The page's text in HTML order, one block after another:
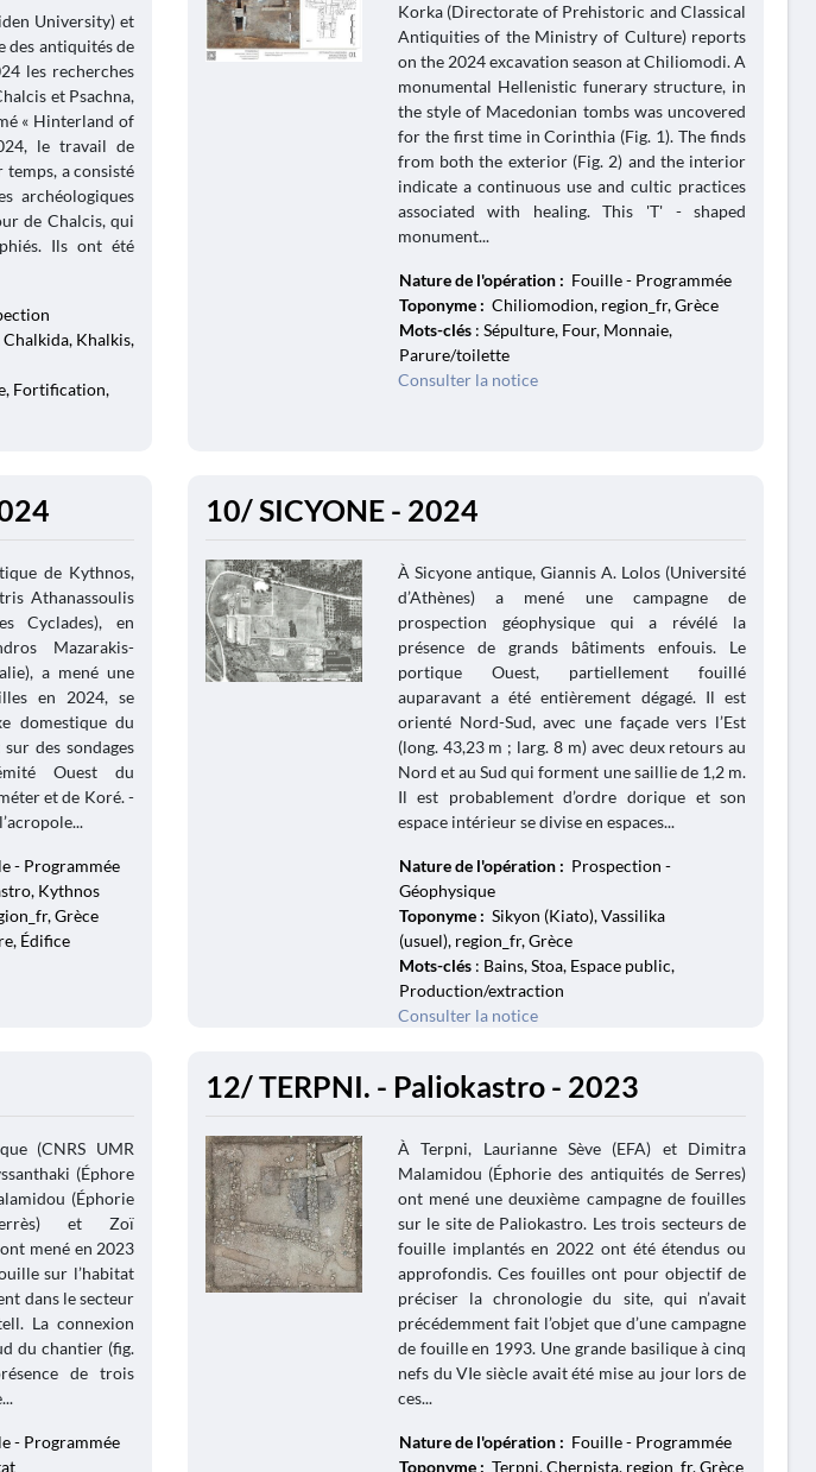
University) et
des antiquités de
les recherches
et Psachna,
« Hinterland of
le travail de
a consisté
archéologiques
de Chalcis, qui
Ils ont été
Khalkis,
Fortification,
Korka (Directorate of Prehistoric and Classical
Antiquities of the Ministry of Culture) reports
on the 2024 excavation season at Chiliomodi. A
monumental Hellenistic funerary structure, in
the style of Macedonian tombs was uncovered
for the first time in Corinthia (Fig. 1). The finds
from both the exterior (Fig. 2) and the interior
indicate a continuous use and cultic practices
associated with healing. This 'T' - shaped
monument...
Nature de l'opération : Fouille - Programmée
Toponyme : Chiliomodion, region_fr, Grèce
Mots-clés: Sépulture, Four, Monnaie,
Parure/toilette
Consulter la notice
de Kythnos,
Athanassoulis
Cyclades), en
Mazarakis-
a mené une
en 2024, se
domestique du
des sondages
Ouest du
et de Koré. -
- Programmée
Kythnos
Grèce
Édifice
10/ SICYONE - 2024
À Sicyone antique, Giannis A. Lolos (Université
d’Athènes) a mené une campagne de
prospection géophysique qui a révélé la
présence de grands bâtiments enfouis. Le
portique Ouest, partiellement fouillé
auparavant a été entièrement dégagé. Il est
orienté Nord-Sud, avec une façade vers l’Est
(long. 43,23 m ; larg. 8 m) avec deux retours au
Nord et au Sud qui forment une saillie de 1,2 m.
Il est probablement d’ordre dorique et son
espace intérieur se divise en espaces...
Nature de l'opération : Prospection -
Géophysique
Toponyme : Sikyon (Kiato), Vassilika
(usuel), region_fr, Grèce
Mots-clés: Bains, Stoa, Espace public,
Production/extraction
Consulter la notice
(CNRS UMR
(Éphore
(Éphorie
et Zoï
mené en 2023
sur l’habitat
dans le secteur
La connexion
du chantier (fig.
de trois
- Programmée
12/ TERPNI. - Paliokastro - 2023
À Terpni, Laurianne Sève (EFA) et Dimitra
Malamidou (Éphorie des antiquités de Serres)
ont mené une deuxième campagne de fouilles
sur le site de Paliokastro. Les trois secteurs de
fouille implantés en 2022 ont été étendus ou
approfondis. Ces fouilles ont pour objectif de
préciser la chronologie du site, qui n’avait
précédemment fait l’objet que d’une campagne
de fouille en 1993. Une grande basilique à cinq
nefs du VIe siècle avait été mise au jour lors de
ces...
Nature de l'opération : Fouille - Programmée
Toponyme : Terpni, Cherpista, region_fr, Grèce